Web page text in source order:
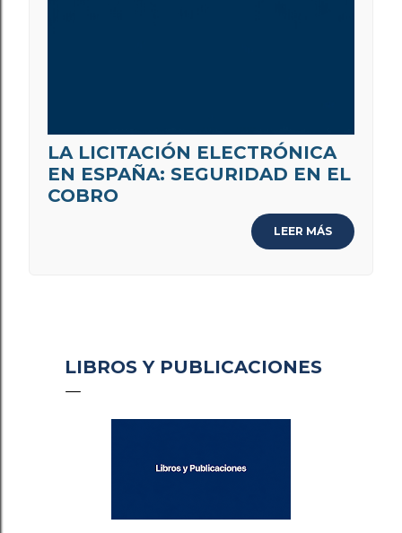
LA LICITACIÓN ELECTRÓNICA
EN ESPAÑA: SEGURIDAD EN EL
COBRO
LEER MÁS
LIBROS Y PUBLICACIONES